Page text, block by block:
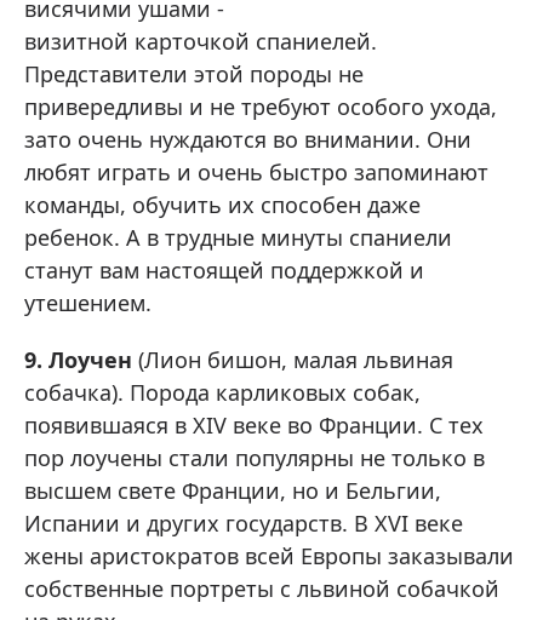
висячими ушами -
визитной карточкой спаниелей.
Представители этой породы не
привередливы и не требуют особого ухода,
зато очень нуждаются во внимании. Они
любят играть и очень быстро запоминают
команды, обучить их способен даже
ребенок. А в трудные минуты спаниели
станут вам настоящей поддержкой и
утешением.
9. Лоучен (Лион бишон, малая львиная
собачка). Порода карликовых собак,
появившаяся в XIV веке во Франции. С тех
пор лоучены стали популярны не только в
высшем свете Франции, но и Бельгии,
Испании и других государств. В XVI веке
жены аристократов всей Европы заказывали
собственные портреты с львиной собачкой